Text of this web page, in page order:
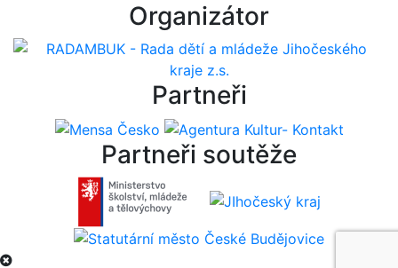
Organizátor
Partneři
Partneři soutěže